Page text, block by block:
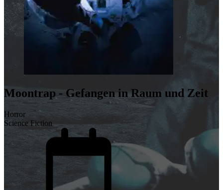
Moontrap - Gefangen in Raum und Zeit
Horror
Science Fiction